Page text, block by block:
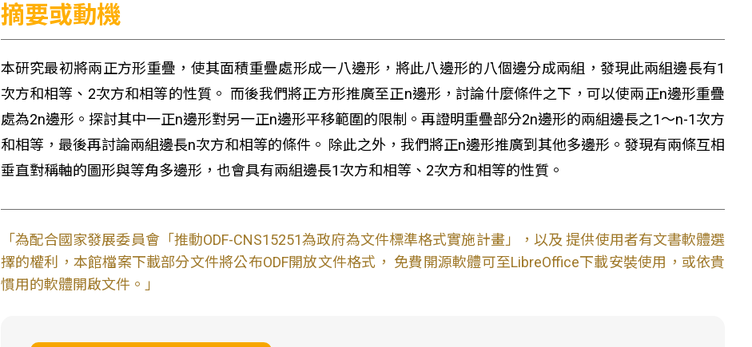
摘要或動機
本研究最初將兩正方形重疊，使其面積重疊處形成一八邊形，將此八邊形的八個邊分成兩組，發現此兩組邊長有1
次方和相等、2次方和相等的性質。 而後我們將正方形推廣至正n邊形，討論什麼條件之下，可以使兩正n邊形重疊
處為2n邊形。探討其中一正n邊形對另一正n邊形平移範圍的限制。再證明重疊部分2n邊形的兩組邊長之1～n-1次方
和相等，最後再討論兩組邊長n次方和相等的條件。 除此之外，我們將正n邊形推廣到其他多邊形。發現有兩條互相
垂直對稱軸的圖形與等角多邊形，也會具有兩組邊長1次方和相等、2次方和相等的性質。
「為配合國家發展委員會「推動ODF-CNS15251為政府為文件標準格式實施計畫」，以及 提供使用者有文書軟體選
擇的權利，本館檔案下載部分文件將公布ODF開放文件格式， 免費開源軟體可至LibreOffice下載安裝使用，或依貴
慣用的軟體開啟文件。」